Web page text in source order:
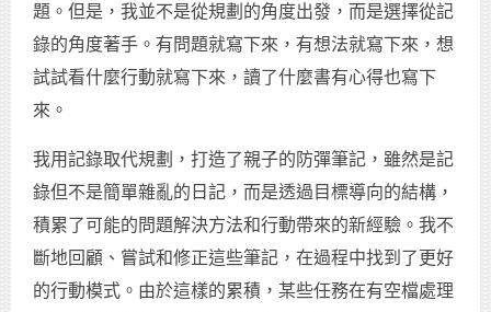
題。但是，我並不是從規劃的角度出發，而是選擇從記
錄的角度著手。有問題就寫下來，有想法就寫下來，想
試試看什麼行動就寫下來，讀了什麼書有心得也寫下
來。
我用記錄取代規劃，打造了親子的防彈筆記，雖然是記
錄但不是簡單雜亂的日記，而是透過目標導向的結構，
積累了可能的問題解決方法和行動帶來的新經驗。我不
斷地回顧、嘗試和修正這些筆記，在過程中找到了更好
的行動模式。由於這樣的累積，某些任務在有空檔處理